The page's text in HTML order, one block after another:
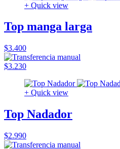
+ Quick view
Top manga larga
$3.400
$3.230
+ Quick view
Top Nadador
$2.990